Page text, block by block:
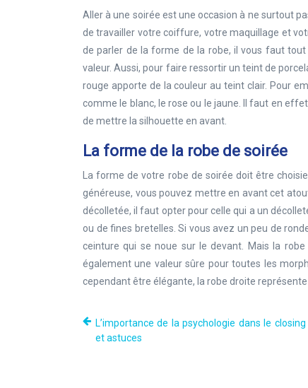
Aller à une soirée est une occasion à ne surtout
de travailler votre coiffure, votre maquillage et
de parler de la forme de la robe, il vous faut
valeur. Aussi, pour faire ressortir un teint de
rouge apporte de la couleur au teint clair. Pour
comme le blanc, le rose ou le jaune. Il faut en
de mettre la silhouette en avant.
La forme de la robe de soirée
La forme de votre robe de soirée doit être
généreuse, vous pouvez mettre en avant cet
décolletée, il faut opter pour celle qui a un
ou de fines bretelles. Si vous avez un peu de
ceinture qui se noue sur le devant. Mais la
également une valeur sûre pour toutes les
cependant être élégante, la robe droite
L’importance de la psychologie dans le
et astuces